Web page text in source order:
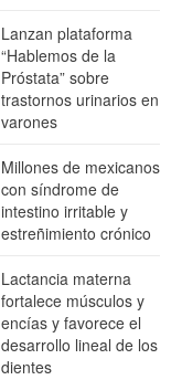
Lanzan plataforma
“Hablemos de la
Próstata” sobre
trastornos urinarios en
varones
Millones de mexicanos
con síndrome de
intestino irritable y
estreñimiento crónico
Lactancia materna
fortalece músculos y
encías y favorece el
desarrollo lineal de los
dientes